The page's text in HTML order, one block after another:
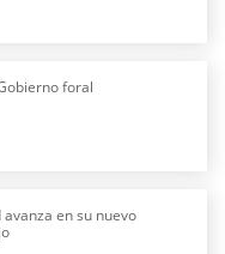
foral
en su nuevo